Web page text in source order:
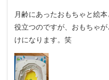
月齢にあったおもちゃと絵
役立つのですが、おもちゃ
けになります。笑